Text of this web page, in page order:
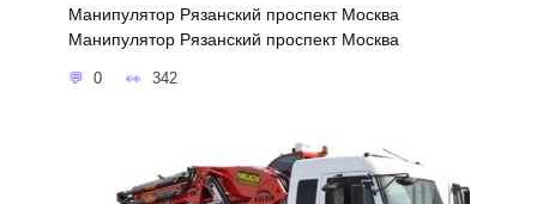
Манипулятор Рязанский проспект Москва
Манипулятор Рязанский проспект Москва
0 342